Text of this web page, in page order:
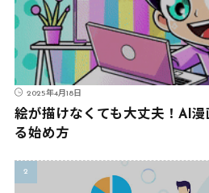
2025年4月18日
絵が描けなくても大丈夫！AI
る始め方